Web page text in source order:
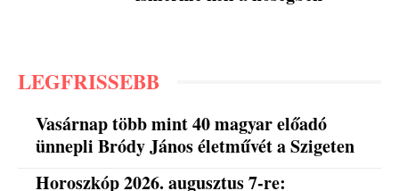
LEGFRISSEBB
Vasárnap több mint 40 magyar előadó
ünnepli Bródy János életművét a Szigeten
Horoszkóp 2026. augusztus 7-re: